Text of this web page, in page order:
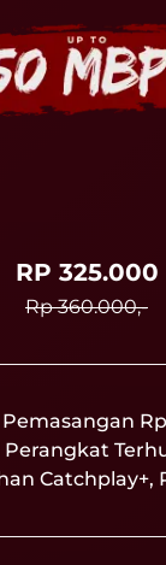
RP 325.000
Rp 360.000,-
Perangkat
Catchplay+,